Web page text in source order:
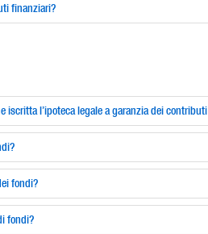
finanziari?
l’ipoteca legale a garanzia dei
fondi?
fondi?